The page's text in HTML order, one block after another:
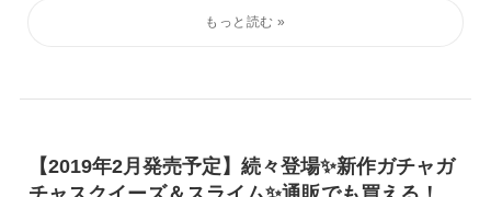
【2019年2月発売予定】続々登場✨新作ガチャガ